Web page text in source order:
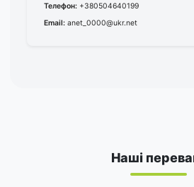
Телефон: +380504640199
Email: anet_0000@ukr.net
Наші